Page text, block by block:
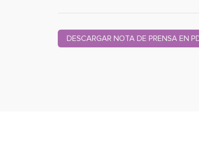
DESCARGAR NOTA DE PRENSA EN